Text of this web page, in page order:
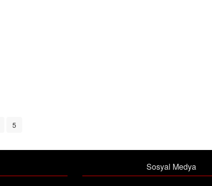
5
Sosyal Medya